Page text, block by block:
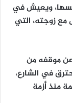
ويعيش في
زوجته، التي
عن موقفه من
في الشارع،
منذ أزمة